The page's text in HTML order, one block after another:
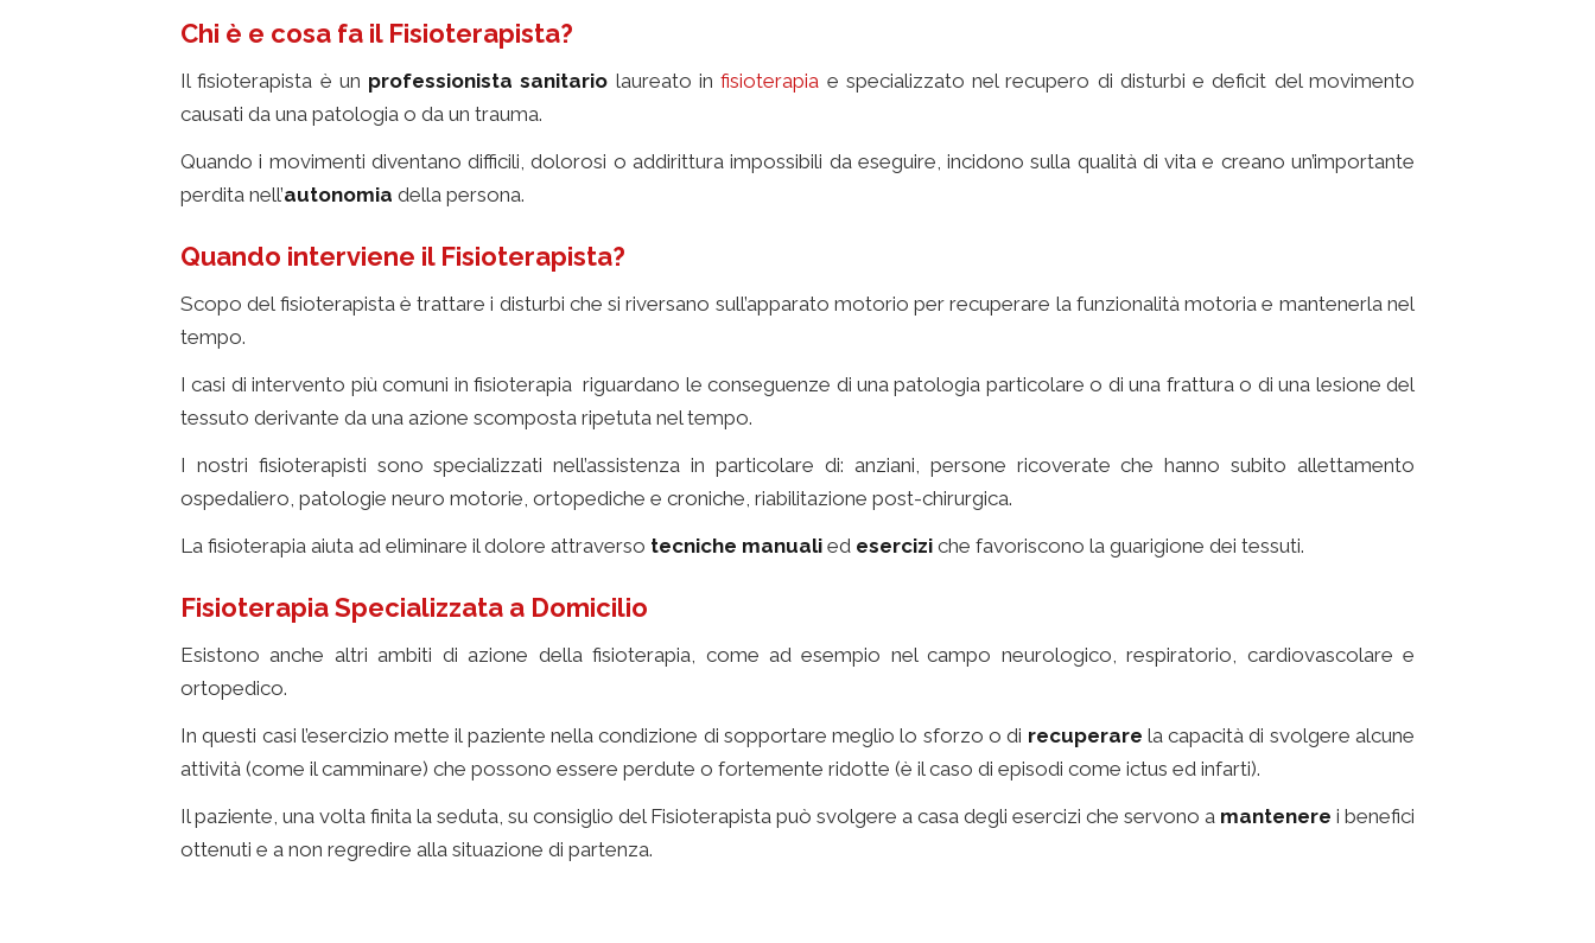
Chi è e cosa fa il Fisioterapista?
Il fisioterapista è un professionista sanitario laureato infisioterapia e specializzato nel recupero di disturbi e deficit del movimento
causati da una patologia o da un trauma.
Quando i movimenti diventano difficili, dolorosi o addirittura impossibili da eseguire, incidono sulla qualità di vita e creano un’importante
perdita nell’autonomia della persona.
Quando interviene il Fisioterapista?
Scopo del fisioterapista è trattare i disturbi che si riversano sull’apparato motorio per recuperare la funzionalità motoria e mantenerla nel
tempo.
I casi di intervento più comuni in fisioterapia riguardano le conseguenze di una patologia particolare o di una frattura o di una lesione del
tessuto derivante da una azione scomposta ripetuta nel tempo.
I nostri fisioterapisti sono specializzati nell’assistenza in particolare di: anziani, persone ricoverate che hanno subito allettamento
ospedaliero, patologie neuro motorie, ortopediche e croniche, riabilitazione post-chirurgica.
La fisioterapia aiuta ad eliminare il dolore attraverso tecniche manualied eserciziche favoriscono la guarigione dei tessuti.
Fisioterapia Specializzata a Domicilio
Esistono anche altri ambiti di azione della fisioterapia, come ad esempio nel campo neurologico, respiratorio, cardiovascolare e
ortopedico.
In questi casi l’esercizio mette il paziente nella condizione di sopportare meglio lo sforzo o di recuperare la capacità di svolgere alcune
attività (come il camminare) che possono essere perdute o fortemente ridotte (è il caso di episodi come ictus ed infarti).
Il paziente, una volta finita la seduta, su consiglio del Fisioterapista può svolgere a casa degli esercizi che servono a mantenere i benefici
ottenuti e a non regredire alla situazione di partenza.